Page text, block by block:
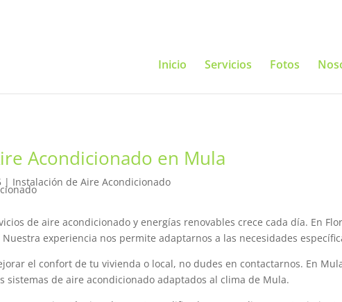
Inicio Servicios Fotos
Acondicionado en Mula
| Instalación de Aire Acondicionado
de aire acondicionado y energías renovables crece cada día. En
experiencia nos permite adaptarnos a las necesidades
el confort de tu vivienda o local, no dudes en contactarnos. En
sistemas de aire acondicionado adaptados al clima de Mula.